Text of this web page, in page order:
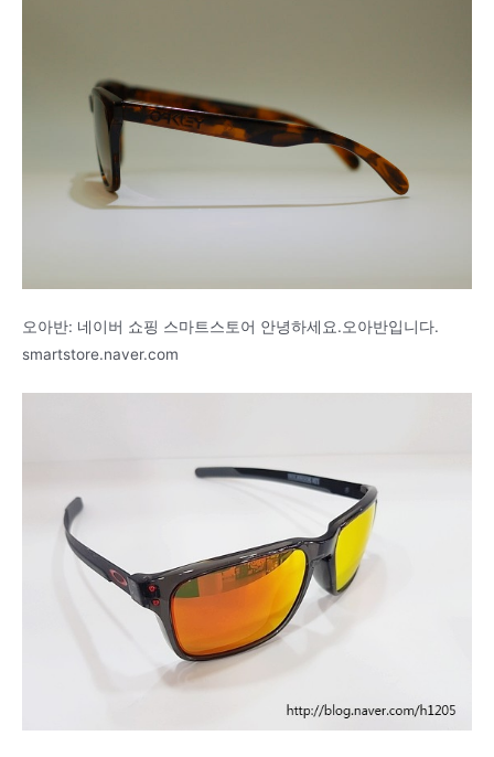
오아반: 네이버 쇼핑 스마트스토어 안녕하세요.오아반입니다.
smartstore.naver.com